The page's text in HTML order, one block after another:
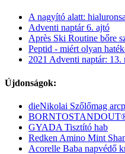
A nagyító alatt:
Adventi naptár 6. ajtó
Après Ski Routine bőre
Peptid - miért olyan
2021 Adventi naptár: 13.
Újdonságok:
dieNikolai Szőlőmag
GYADA Tisztító hab
Redken Amino Mint
Acorelle Baba napvédő